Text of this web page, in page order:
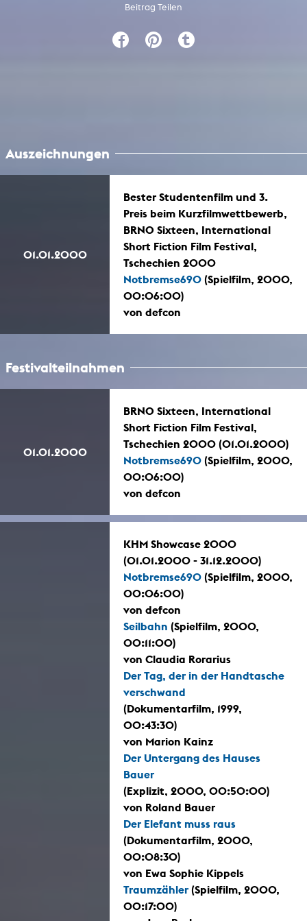
Beitrag Teilen
Auszeichnungen
01.01.2000
Bester Studentenfilm und 3.
Preis beim Kurzfilmwettbewerb,
BRNO Sixteen, International
Short Fiction Film Festival,
Tschechien 2000
Notbremse690 (Spielfilm, 2000,
00:06:00)
von defcon
Festivalteilnahmen
01.01.2000
BRNO Sixteen, International
Short Fiction Film Festival,
Tschechien 2000 (01.01.2000)
Notbremse690 (Spielfilm, 2000,
00:06:00)
von defcon
KHM Showcase 2000
(01.01.2000 - 31.12.2000)
Notbremse690 (Spielfilm, 2000,
00:06:00)
von defcon
Seilbahn (Spielfilm, 2000,
00:11:00)
von Claudia Rorarius
Der Tag, der in der Handtasche
verschwand
(Dokumentarfilm, 1999,
00:43:30)
von Marion Kainz
Der Untergang des Hauses
Bauer
(Explizit, 2000, 00:50:00)
von Roland Bauer
Der Elefant muss raus
(Dokumentarfilm, 2000,
00:08:30)
von Ewa Sophie Kippels
Traumzähler (Spielfilm, 2000,
00:17:00)